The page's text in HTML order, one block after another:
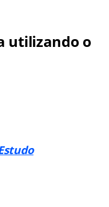
utilizando o